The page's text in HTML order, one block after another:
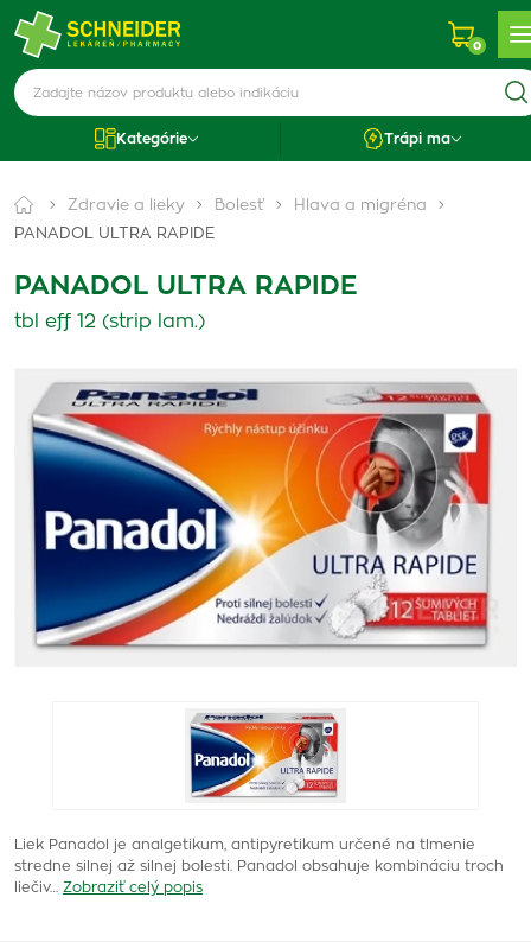
0
Kategórie Trápi ma
Zdravie a lieky Bolesť
Hlava a migréna
PANADOL ULTRA RAPIDE
PANADOL ULTRA RAPIDE
tbl eff 12 (strip lam.)
Liek Panadol je analgetikum, antipyretikum určené na tlmenie
stredne silnej až silnej bolesti. Panadol obsahuje kombináciu troch
liečiv…
Zobraziť celý popis